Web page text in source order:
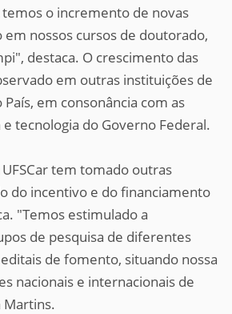
temos o incremento de novas
nossos cursos de doutorado,
destaca. O crescimento das
em outras instituições de
em consonância com as
tecnologia do Governo Federal.
tem tomado outras
do incentivo e do financiamento
"Temos estimulado a
de pesquisa de diferentes
de fomento, situando nossa
nacionais e internacionais de
Martins.